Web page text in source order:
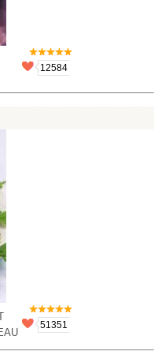
12584
51351